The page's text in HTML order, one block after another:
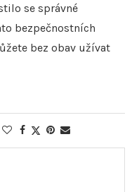
se správné
bezpečnostních
bez obav užívat